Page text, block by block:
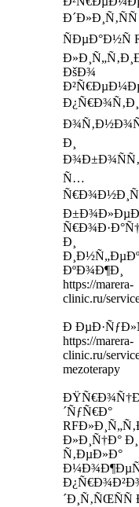
Ð´Ð»Ð¸Ñ‚ÑÑ
ÑÐµÐ°Ð½Ñ
ÐšÐ¾
Ð¸
Ñ…
Ð¸
ÐºÐ¾Ð¶Ð¸
https://marera-
clinic.ru/
Ð
https://marera-
clinic.ru/
mezoterapy
´ÑƒÑ€Ð°
Ð»Ð¸Ñ†Ð° Ð¸
Ñ‚ÐµÐ»Ð°
´Ð¸Ñ‚ÑŒÑÑ